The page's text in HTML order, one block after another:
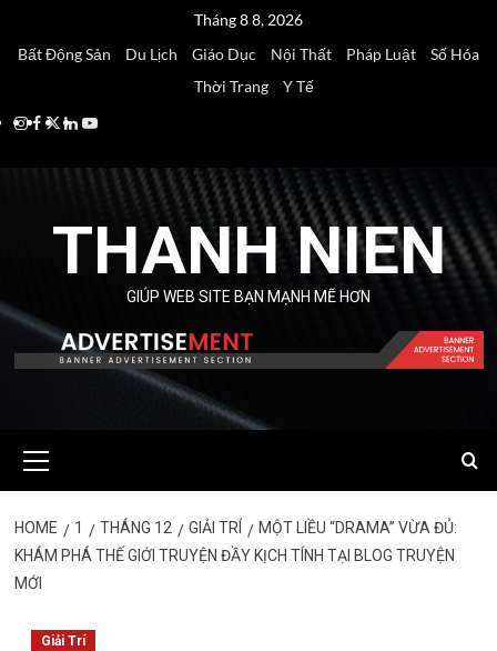
Tháng 8 8, 2026
Bất Động Sản
Du Lịch Giáo Dục Nội Thất Pháp Luật
Số Hóa
Thời Trang
Y Tế
Instagram
Facebook
Twitter
Linkedin
Youtube
THANH NIEN
GIÚP WEB SITE BẠN MẠNH MẼ HƠN
Menu
HOME 1 THÁNG 12 GIẢI TRÍ
MỘT LIỀU “DRAMA” VỪA ĐỦ:
KHÁM PHÁ THẾ GIỚI TRUYỆN ĐẦY KỊCH TÍNH TẠI BLOG TRUYỆN
MỚI
Giải Trí